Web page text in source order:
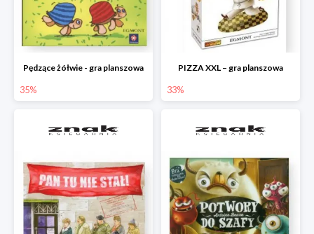
Pędzące żółwie - gra planszowa
35%
PIZZA XXL – gra planszowa
33%